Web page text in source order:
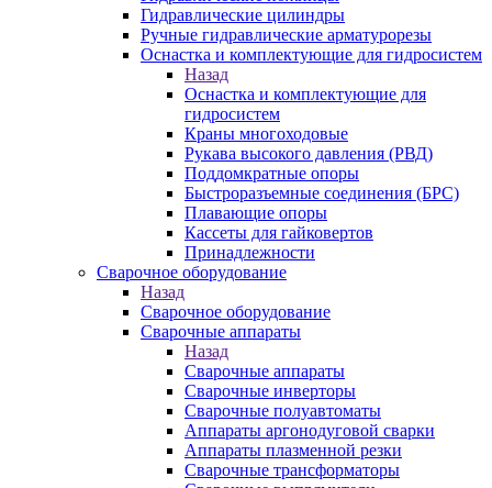
Гидравлические цилиндры
Ручные гидравлические арматурорезы
Оснастка и комплектующие для гидросистем
Назад
Оснастка и комплектующие для
гидросистем
Краны многоходовые
Рукава высокого давления (РВД)
Поддомкратные опоры
Быстроразъемные соединения (БРС)
Плавающие опоры
Кассеты для гайковертов
Принадлежности
Сварочное оборудование
Назад
Сварочное оборудование
Сварочные аппараты
Назад
Сварочные аппараты
Сварочные инверторы
Сварочные полуавтоматы
Аппараты аргонодуговой сварки
Аппараты плазменной резки
Сварочные трансформаторы